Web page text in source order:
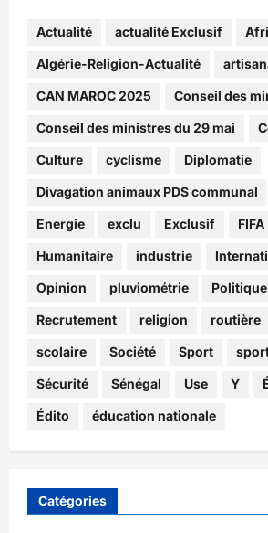
Actualité actualité Exclusif
Algérie-Religion-Actualité
CAN MAROC 2025 Conseil des
Conseil des ministres du 29 mai
Culture cyclisme Diplomatie
Divagation animaux PDS communal
Energie exclu Exclusif FIFA
Humanitaire industrie
Opinion pluviométrie Politique
Recrutement religion routière
scolaire Société Sport
Sécurité Sénégal Use Y
Édito éducation nationale
Catégories